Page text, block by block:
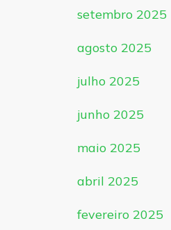
setembro 2025
agosto 2025
julho 2025
junho 2025
maio 2025
abril 2025
fevereiro 2025